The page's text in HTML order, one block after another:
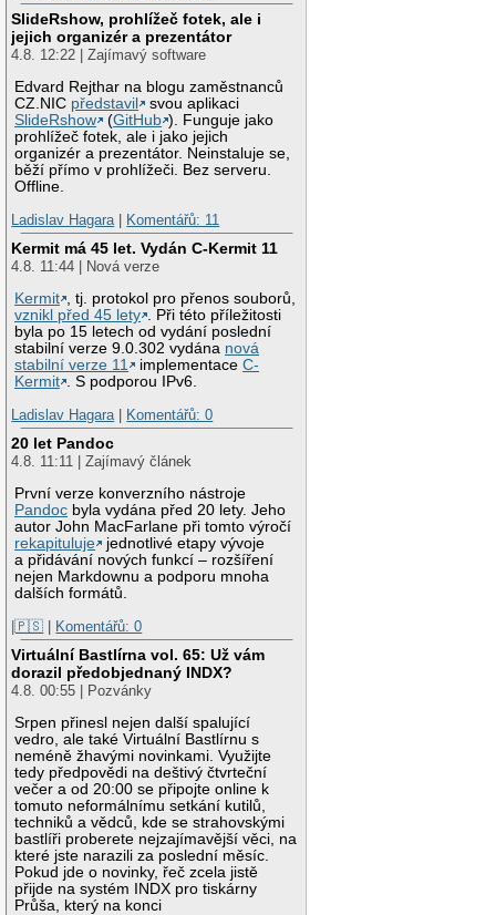
SlideRshow, prohlížeč fotek, ale i
jejich organizér a prezentátor
4.8. 12:22 | Zajímavý software
Edvard Rejthar na blogu zaměstnanců
CZ.NIC představil
svou aplikaci
SlideRshow
(GitHub ). Funguje jako
prohlížeč fotek, ale i jako jejich
organizér a prezentátor. Neinstaluje se,
běží přímo v prohlížeči. Bez serveru.
Offline.
Ladislav Hagara | Komentářů: 11
Kermit má 45 let. Vydán C-Kermit 11
4.8. 11:44 | Nová verze
Kermit , tj. protokol pro přenos souborů,
vznikl před 45 lety . Při této příležitosti
byla po 15 letech od vydání poslední
stabilní verze 9.0.302 vydána nová
stabilní verze 11
implementaceC-
Kermit . S podporou IPv6.
Ladislav Hagara | Komentářů: 0
20 let Pandoc
4.8. 11:11 | Zajímavý článek
První verze konverzního nástroje
Pandoc byla vydána před 20 lety. Jeho
autor John MacFarlane při tomto výročí
rekapituluje
jednotlivé etapy vývoje
a přidávání nových funkcí – rozšíření
nejen Markdownu a podporu mnoha
dalších formátů.
|🇵🇸 | Komentářů: 0
Virtuální Bastlírna vol. 65: Už vám
dorazil předobjednaný INDX?
4.8. 00:55 | Pozvánky
Srpen přinesl nejen další spalující
vedro, ale také Virtuální Bastlírnu s
neméně žhavými novinkami. Využijte
tedy předpovědi na deštivý čtvrteční
večer a od 20:00 se připojte online k
tomuto neformálnímu setkání kutilů,
techniků a vědců, kde se strahovskými
bastlíři proberete nejzajímavější věci, na
které jste narazili za poslední měsíc.
Pokud jde o novinky, řeč zcela jistě
přijde na systém INDX pro tiskárny
Průša, který na konci